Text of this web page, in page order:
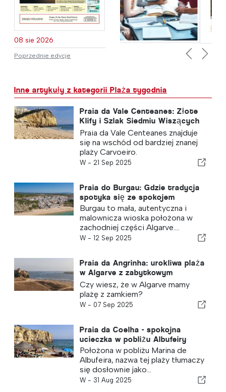
08 sie 2026
Poprzednie edycje Previous
Next
Inne artykuły z kategorii Plaża tygodnia
Praia da Vale Centeanes: Złote
Klify i Szlak Siedmiu Wiszących
Dolin
Praia da Vale Centeanes znajduje
się na wschód od bardziej znanej
plaży Carvoeiro.
W - 21 Sep 2025
Praia do Burgau: Gdzie tradycja
spotyka się ze spokojem
Burgau to mała, autentyczna i
malownicza wioska położona w
zachodniej części Algarve....
W - 12 Sep 2025
Praia da Angrinha: urokliwa plaża
w Algarve z zabytkowym
zamkiem
Czy wiesz, że w Algarve mamy
plażę z zamkiem?
W - 07 Sep 2025
Praia da Coelha - spokojna
ucieczka w pobliżu Albufeiry
Położona w pobliżu Marina de
Albufeira, nazwa tej plaży tłumaczy
się dosłownie jako...
W - 31 Aug 2025